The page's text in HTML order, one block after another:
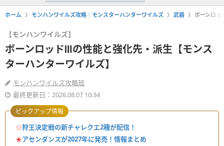
ホーム モンハンワイルズ攻略｜モンスターハンターワイルズ 武器 ボーンロッ
【モンハンワイルズ】
ボーンロッドⅢの性能と強化先・派生【モンス
ターハンターワイルズ】
モンハンワイルズ攻略班
最終更新日：2026.08.07 10:34
☆狩王決定戦の新チャレクエ2種が配信！
★アセンダンスが2027年に発売！情報まとめ
ピックアップ情報